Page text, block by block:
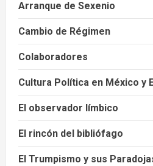
Arranque de Sexenio
Cambio de Régimen
Colaboradores
Cultura Política en México y
El observador límbico
El rincón del bibliófago
El Trumpismo y sus